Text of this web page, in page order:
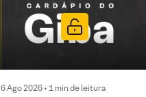
6 Ago 2026 • 1 min de leitura